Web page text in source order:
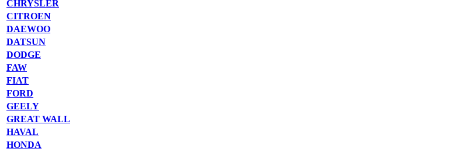
CHRYSLER
CITROEN
DAEWOO
DATSUN
DODGE
FAW
FIAT
FORD
GEELY
GREAT WALL
HAVAL
HONDA